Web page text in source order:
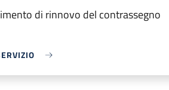
di rinnovo del contrassegno